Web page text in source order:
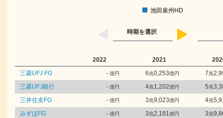
池田泉州HD
時期を選択
2022 2021
三菱UFJ FG
- 億円 6兆0,253億円 7兆
三菱UFJ銀行
- 億円 4兆1,202億円 5兆
三井住友FG
- 億円 3兆9,023億円 4兆
みずほFG
- 億円 3兆2,181億円 3兆